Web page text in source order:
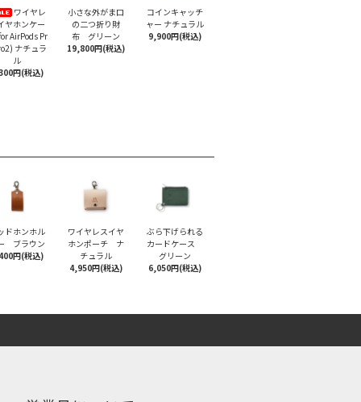
ワイヤレ
ヤホンケー
AirPods Pr
ナチュラ
ル
円(税込)
小さな外がま口
の二つ折り財
布 グリーン
19,800円(税込)
コインキャッチ
ャー ナチュラル
9,900円(税込)
ドホンホル
ブラウン
円(税込)
ワイヤレスイヤ
ホンポーチ ナ
チュラル
4,950円(税込)
ぶら下げられる
カードケース
グリーン
6,050円(税込)